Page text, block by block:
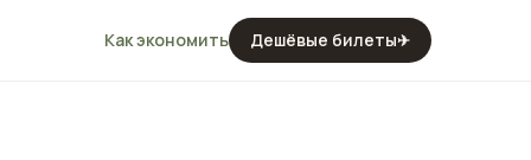
Как экономить Дешёвые билеты✈